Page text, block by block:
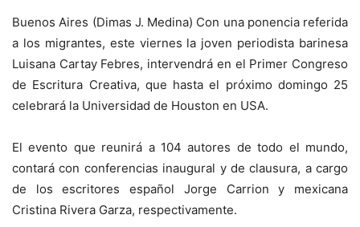
Buenos Aires (Dimas J. Medina) Con una ponencia referida
a los migrantes, este viernes la joven periodista barinesa
Luisana Cartay Febres, intervendrá en el Primer Congreso
de Escritura Creativa, que hasta el próximo domingo 25
celebrará la Universidad de Houston en USA.
El evento que reunirá a 104 autores de todo el mundo,
contará con conferencias inaugural y de clausura, a cargo
de los escritores español Jorge Carrion y mexicana
Cristina Rivera Garza, respectivamente.